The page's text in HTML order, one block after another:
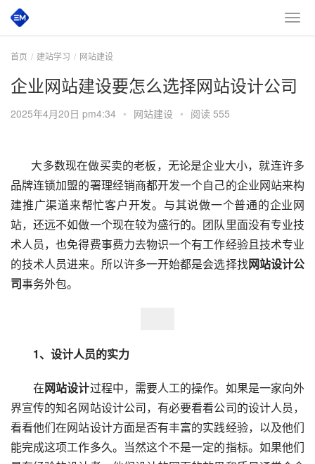
首页 建站学习 网站建设
企业网站建设要怎么选择网站设计公司
2025年4月20日 pm4:34 • 网站建设 • 阅读 555
大多数现在做买卖的老板，无论是企业大小，就连许多
品牌连锁加盟的署理经销商都开发一个自己的企业网站来构
建推广渠道来帮忙客户开发。与其说做一个普通的企业网
站，还远不如做一个现在较为盛行的。团队里面没有专业技
术人员，也免得费事费力去物识一个有工作经验且技术专业
的技术人员进来。所以许多一开始都是会选择找网站设计公
司事务外包。
1、设计人员的实力
在网站设计过程中，需要人工的操作。如果是一家向外
界宣传的知名网站设计公司，有必要看看公司的设计人员，
看看他们在网站设计方面是否有丰富的实践经验，以及他们
能完成这项工作多久。当然这个不是一定的指标。如果他们